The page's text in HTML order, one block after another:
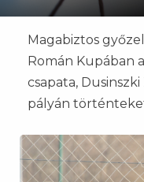
Magabiztos
Román Kupában
csapata,
pályán